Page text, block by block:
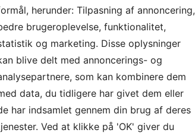
INFRA GROUP
herunder: Tilpasning af annoncering,
brugeroplevelse, funktionalitet,
og marketing. Disse oplysninger
blive delt med annoncerings- og
som kan kombinere dem
data, du tidligere har givet dem eller
har indsamlet gennem din brug af deres
Ved at klikke på 'OK' giver du